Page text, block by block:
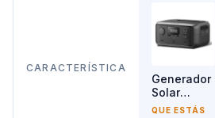
CARACTERÍSTICA
Generador
Solar
300W
QUE ESTÁS